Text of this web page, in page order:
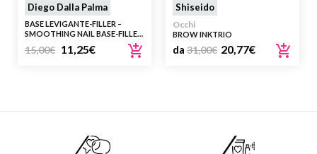
Diego Dalla Palma
BASE LEVIGANTE-FILLER –
SMOOTHING NAIL BASE-FILLER
15,00€ 11,25€
Shiseido
Occhi
BROW INKTRIO
da 31,00€ 20,77€